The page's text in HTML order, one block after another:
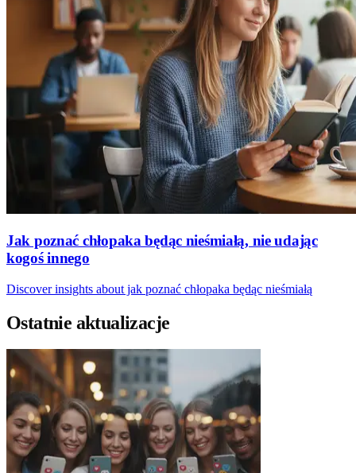
Jak poznać chłopaka będąc nieśmiałą, nie udając
kogoś innego
Discover insights about jak poznać chłopaka będąc nieśmiałą
Ostatnie aktualizacje